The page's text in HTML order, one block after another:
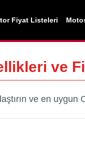
Fiyat Listeleri
ve
ve en uygun